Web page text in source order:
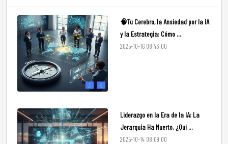
🧠Tu Cerebro, la Ansiedad por la IA
y la Estrategia: Cómo ...
2025-10-16 08:43:00
Liderazgo en la Era de la IA: La
Jerarquía Ha Muerto. ¿Qui ...
2025-10-14 08:09:00